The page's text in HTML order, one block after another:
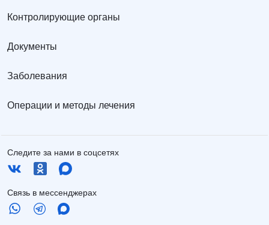
Контролирующие органы
Документы
Заболевания
Операции и методы лечения
Следите за нами в соцсетях
Связь в мессенджерах